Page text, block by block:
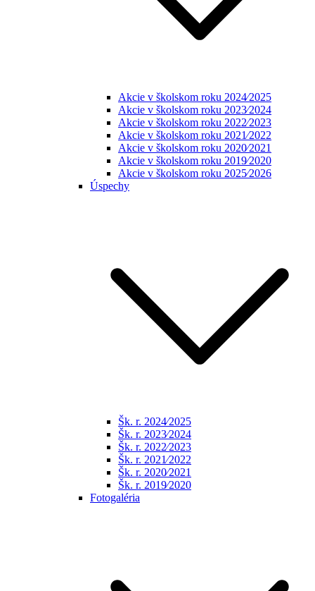
Akcie v školskom roku 2024⁄2025
Akcie v školskom roku 2023⁄2024
Akcie v školskom roku 2022⁄2023
Akcie v školskom roku 2021⁄2022
Akcie v školskom roku 2020⁄2021
Akcie v školskom roku 2019⁄2020
Akcie v školskom roku 2025⁄2026
Úspechy
Šk. r. 2024⁄2025
Šk. r. 2023⁄2024
Šk. r. 2022⁄2023
Šk. r. 2021⁄2022
Šk. r. 2020⁄2021
Šk. r. 2019⁄2020
Fotogaléria